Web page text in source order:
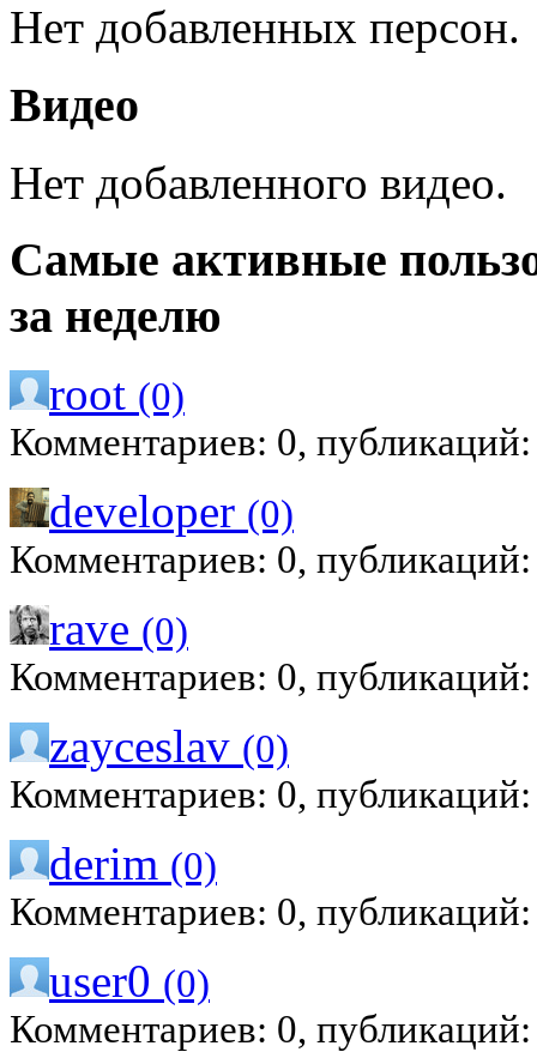
Нет добавленных персон.
Видео
Нет добавленного видео.
Самые активные
за неделю
root (0)
Комментариев: 0,
developer (0)
Комментариев: 0,
rave (0)
Комментариев: 0,
zayceslav (0)
Комментариев: 0,
derim (0)
Комментариев: 0,
user0 (0)
Комментариев: 0,